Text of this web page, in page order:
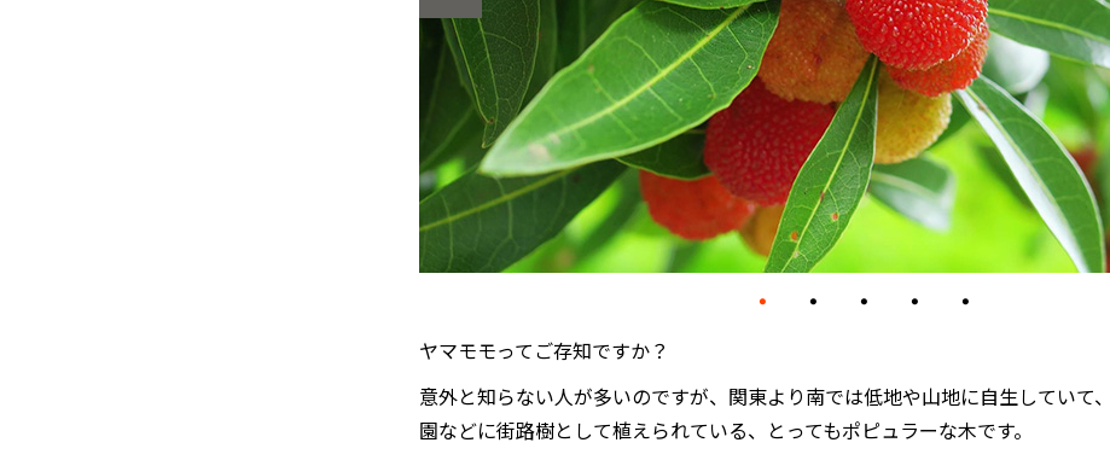
ヤマモモってご存知ですか？
意外と知らない人が多いのですが、関東より南では低地や山地に自生していて
園などに街路樹として植えられている、とってもポピュラーな木です。